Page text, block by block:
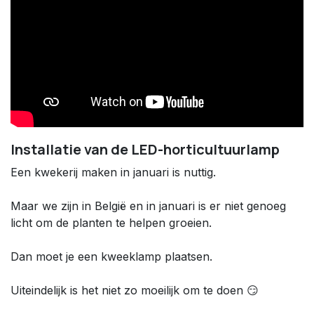
Installatie van de LED-horticultuurlamp
Een kwekerij maken in januari is nuttig.
Maar we zijn in België en in januari is er niet genoeg
licht om de planten te helpen groeien.
Dan moet je een kweeklamp plaatsen.
Uiteindelijk is het niet zo moeilijk om te doen 😏